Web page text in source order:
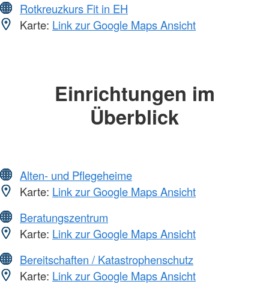
Rotkreuzkurs Fit in EH
Karte: Link zur Google Maps Ansicht
Einrichtungen im
Überblick
Alten- und Pflegeheime
Karte: Link zur Google Maps Ansicht
Beratungszentrum
Karte: Link zur Google Maps Ansicht
Bereitschaften / Katastrophenschutz
Karte: Link zur Google Maps Ansicht